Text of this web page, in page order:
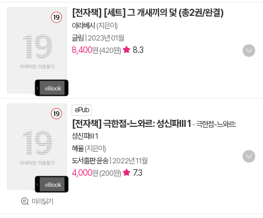
[전자책] [세트] 그 개새끼의 덫 (총2권/완결)
아라베시 (지은이)
글림 2023년 01월
8,400원 (420원) 8.3
미리읽기
ePub
[전자책] 극한점-느와르: 성신파Ⅲ 1 -극한점-느와르:
성신파Ⅲ 1
혜율(지은이)
도서출판 윤송| 2022년 11월
4,000원 (200원) 7.3